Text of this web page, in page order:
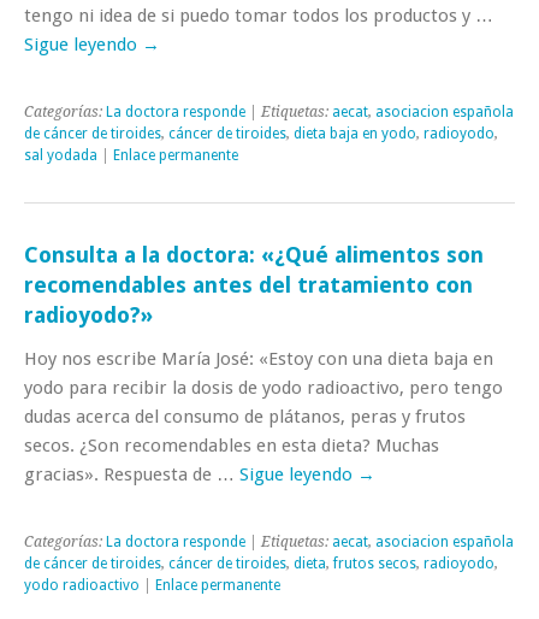
tengo ni idea de si puedo tomar todos los productos y …
Sigue leyendo →
Categorías: La doctora responde | Etiquetas: aecat, asociacion española
de cáncer de tiroides, cáncer de tiroides, dieta baja en yodo, radioyodo,
sal yodada
Enlace permanente
Consulta a la doctora: «¿Qué alimentos son
recomendables antes del tratamiento con
radioyodo?»
Hoy nos escribe María José: «Estoy con una dieta baja en
yodo para recibir la dosis de yodo radioactivo, pero tengo
dudas acerca del consumo de plátanos, peras y frutos
secos. ¿Son recomendables en esta dieta? Muchas
gracias». Respuesta de … Sigue leyendo →
Categorías: La doctora responde | Etiquetas: aecat, asociacion española
de cáncer de tiroides, cáncer de tiroides, dieta,frutos secos, radioyodo,
yodo radioactivo
Enlace permanente